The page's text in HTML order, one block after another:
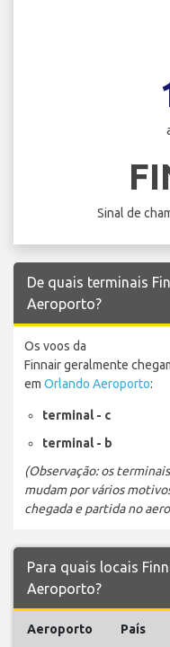
Sinal de
De quais terminais
Aeroporto?
Os voos da
Finnair geralmente
em Orlando Aeroporto:
terminal - c
terminal - b
(Observação: os
mudam por vários
chegada e partida no
Para quais locais
Aeroporto?
Aeroporto País